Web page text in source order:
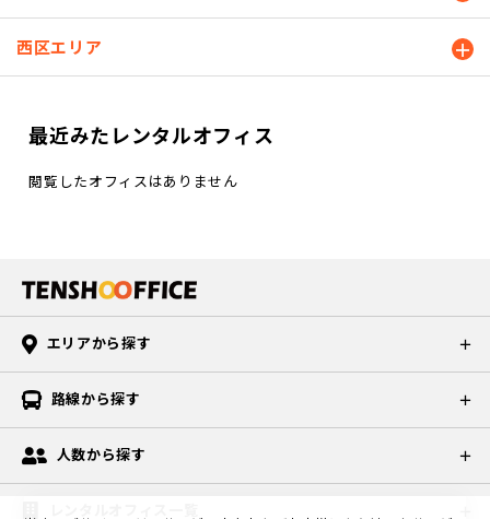
西区エリア
最近みたレンタルオフィス
閲覧したオフィスはありません
エリアから探す
路線から探す
人数から探す